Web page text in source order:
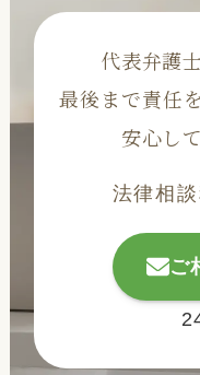
代表弁護
最後まで責任
安心し
法律相
ご